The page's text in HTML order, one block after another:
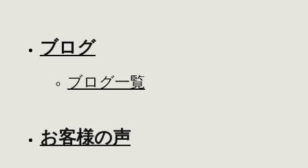
ブログ
ブログ一覧
お客様の声